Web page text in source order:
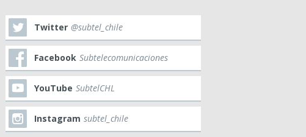
Twitter @subtel_chile
Facebook Subtelecomunicaciones
YouTube SubtelCHL
Instagram subtel_chile